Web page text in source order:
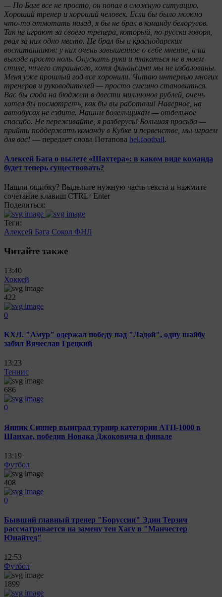
— По Баге все не просто, он попал в сложную ситуацию.
Хороший тренер и хороший человек. Если бы было можно
что-то отмотать назад, я бы не брал в команду белорусов.
Так не играют за своего тренера, который, по-русски говоря,
рвал за них одно место. Не брал бы и краснодарских
воспитанников: у них очень завышенное о себе мнение, а на
выходе просто ноль. Опускать руки и плакаться не в моем
стиле, ничего страшного, хотя финансами мы не избалованы.
Меня уже прошлый год все хоронили. Читаю интервью многих
тренеров и руководителей — просто смешно становиться.
Вас бы сюда на бюджет в двести миллионов рублей, очень
хотел бы посмотреть, как бы вы работали! Наверное, на
автобусах не ездите. Нашим болельщикам — отдельное
спасибо. Не переживайте, я разберусь! Большая просьба —
прийти поддержать команду в Кубке и первенстве, мы играем
для вас! — передает слова Потапова bel.football.
Алексей Бага о вылете «Шахтера»: в каком виде команда
будет теперь существовать?
Нашли ошибку? Выделите нужную часть текста и нажмите
сочетание клавиш CTRL+Enter
Поделиться:
Теги:
Алексей Бага Сокол ФНЛ
Читайте также
13:40
Хоккей
422
0
КХЛ. "Амур" одержал победу над "Ладой", одну шайбу
забил Вячеслав Грецкий
13:23
Теннис
686
0
Янник Синнер выиграл турнир категории ATП-1000 в
Шанхае, победив Новака Джоковича в финале
13:19
Футбол
408
0
Бывший главный тренер "Боруссии" Эдин Терзич
рассматривается на замену тен Хагу в "Манчестер
Юнайтед"
12:53
Футбол
1899